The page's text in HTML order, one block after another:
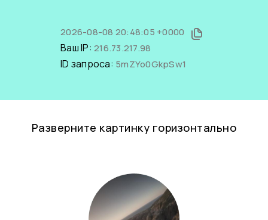
2026-08-08 20:48:05 +0000
Ваш IP: 216.73.217.98
ID запроса: 5mZYo0GkpSw1
Разверните картинку горизонтально